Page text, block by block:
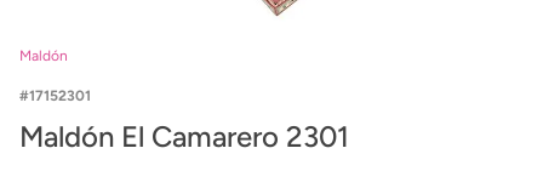
Maldón
17152301
Maldón El Camarero 2301